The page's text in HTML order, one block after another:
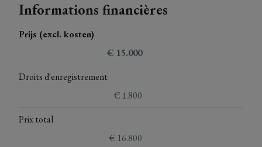
Informations financières
Prijs (excl. kosten)
€ 15.000
Droits d'enregistrement
€ 1.800
Prix total
€ 16.800